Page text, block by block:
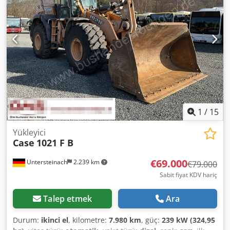
1 / 15
Untersteinach 2.239 km
Yükleyici
Case 1021 F B
€69.000€79.000
Sabit fiyat KDV hariç
Talep etmek Ara
Durum: ikinci el, kilometre: 7.980 km, güç: 239 kW (324,95